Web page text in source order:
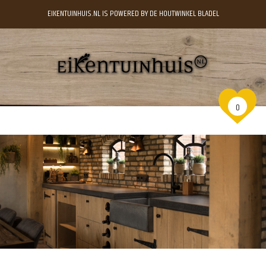
EIKENTUINHUIS.NL IS POWERED BY DE HOUTWINKEL BLADEL
0